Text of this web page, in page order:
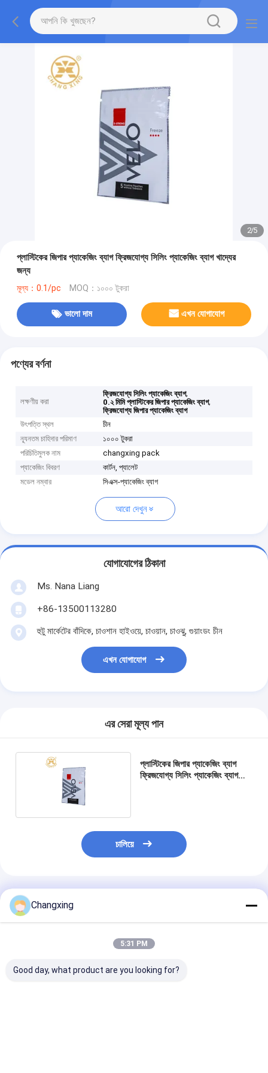
2/5
প্লাস্টিকের জিপার প্যাকেজিং ব্যাগ ফ্রিজযোগ্য সিলিং প্যাকেজিং ব্যাগ খাদ্যের
জন্য
মূল্য：0.1/pc MOQ：১০০০ টুকরা
ভালো দাম এখন যোগাযোগ
পণ্যের বর্ণনা
লক্ষণীয় করা
ফ্রিজযোগ্য সিলিং প্যাকেজিং ব্যাগ,
0.২ মিমি প্লাস্টিকের জিপার প্যাকেজিং ব্যাগ,
ফ্রিজযোগ্য জিপার প্যাকেজিং ব্যাগ
উৎপত্তি স্থল
চীন
ন্যূনতম চাহিদার পরিমাণ
১০০০ টুকরা
পরিচিতিমুলক নাম
changxing pack
প্যাকেজিং বিবরণ
কার্টন, প্যালেট
মডেল নম্বার
সিএক্স-প্যাকেজিং ব্যাগ
আরো দেখুন
যোগাযোগের ঠিকানা
Ms. Nana Liang
+86-13500113280
হুটু মার্কেটের বাঁদিকে, চাওশান হাইওয়ে, চাওয়ান, চাওঝু, গুয়াংডং চীন
এখন যোগাযোগ
এর সেরা মূল্য পান
প্লাস্টিকের জিপার প্যাকেজিং ব্যাগ
ফ্রিজযোগ্য সিলিং প্যাকেজিং ব্যাগ
চালিয়ে
প্রস্তাবিত পণ্য
Changxing
5:31 PM
Good day, what product are you looking for?